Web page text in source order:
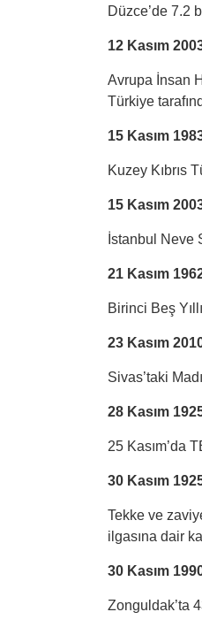
Düzce’de 7.2
12 Kasım
Avrupa İnsan
Türkiye
15 Kasım
Kuzey Kıbrıs
15 Kasım
İstanbul Neve
21 Kasım
Birinci Beş
23 Kasım
Sivas’taki
28 Kasım
25 Kasım’da
30 Kasım
Tekke ve
ilgasına dair
30 Kasım
Zonguldak’ta